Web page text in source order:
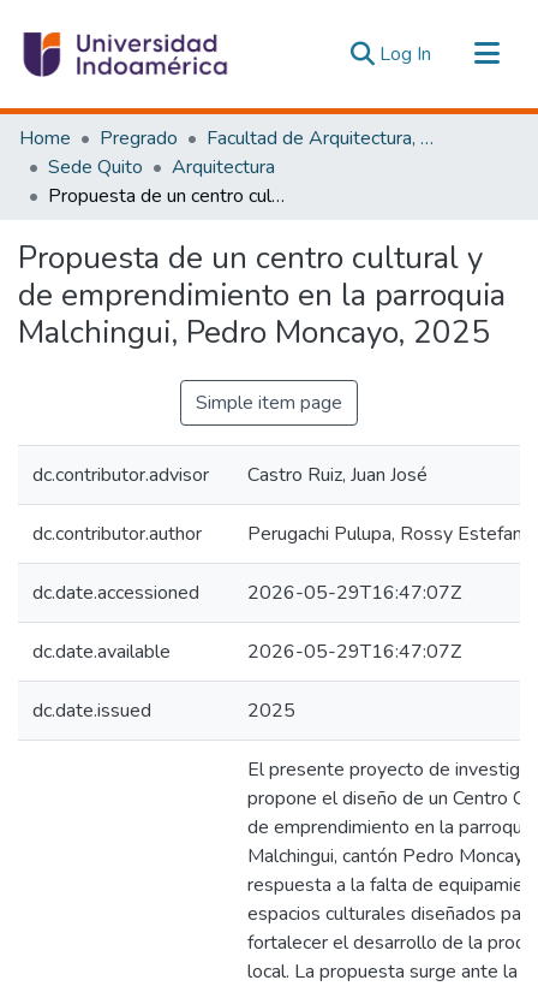
Log In (current)
Communities & Collections
All of DSpace
Statistics
Home Pregrado
Facultad de Arquitectura, Artes y Diseño
Sede Quito
Arquitectura
Propuesta de un centro cultural y de emprendimiento en la parroquia Malchingui, Pedro Moncayo, 2025
Propuesta de un centro cultural y
de emprendimiento en la parroquia
Malchingui, Pedro Moncayo, 2025
Simple item page
dc.contributor.advisor Castro Ruiz, Juan José
dc.contributor.author Perugachi Pulupa, Rossy
dc.date.accessioned 2026-05-29T16:47:07Z
dc.date.available 2026-05-29T16:47:07Z
dc.date.issued 2025
El presente proyecto de
propone el diseño de un Centro
de emprendimiento en la parroquia
Malchingui, cantón Pedro
respuesta a la falta de
espacios culturales diseñados para
fortalecer el desarrollo de la
local. La propuesta surge ante la